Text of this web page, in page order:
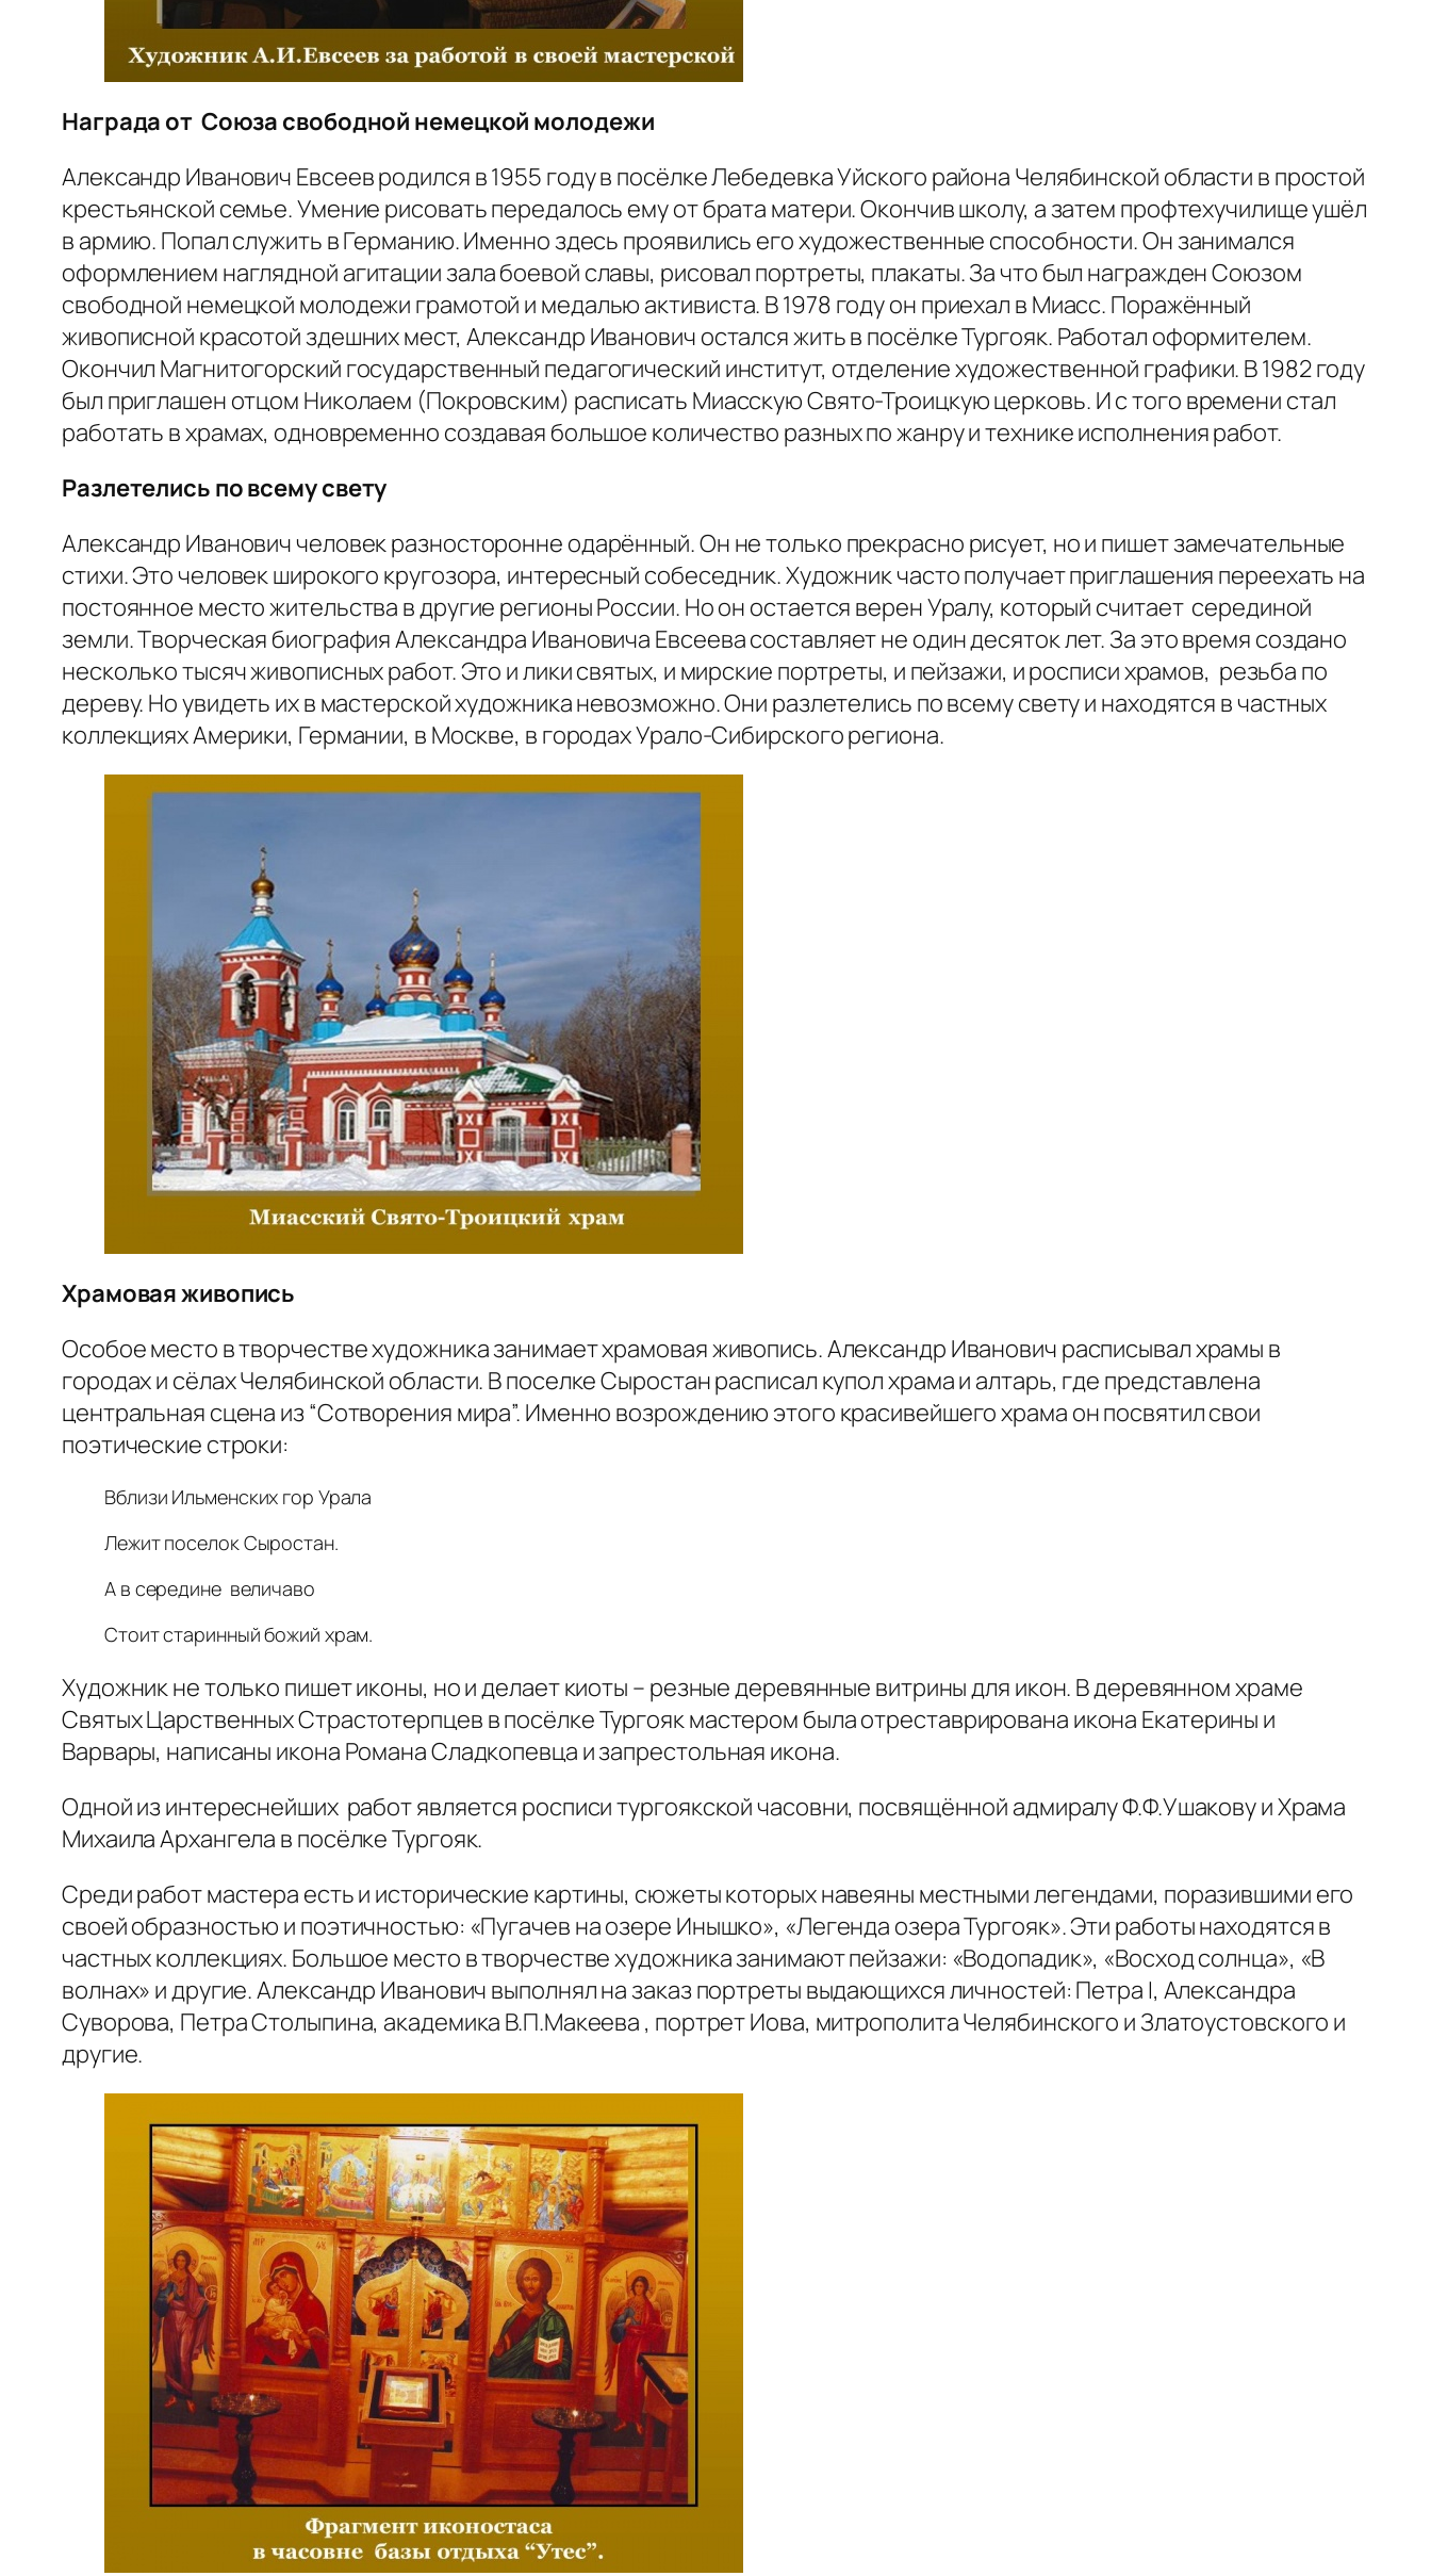
Награда от Союза свободной немецкой молодежи
Александр Иванович Евсеев родился в 1955 году в посёлке Лебедевка Уйского района Челябинской области в простой
крестьянской семье. Умение рисовать передалось ему от брата матери. Окончив школу, а затем профтехучилище ушёл
в армию. Попал служить в Германию. Именно здесь проявились его художественные способности. Он занимался
оформлением наглядной агитации зала боевой славы, рисовал портреты, плакаты. За что был награжден Союзом
свободной немецкой молодежи грамотой и медалью активиста. В 1978 году он приехал в Миасс. Поражённый
живописной красотой здешних мест, Александр Иванович остался жить в посёлке Тургояк. Работал оформителем.
Окончил Магнитогорский государственный педагогический институт, отделение художественной графики. В 1982 году
был приглашен отцом Николаем (Покровским) расписать Миасскую Свято-Троицкую церковь. И с того времени стал
работать в храмах, одновременно создавая большое количество разных по жанру и технике исполнения работ.
Разлетелись по всему свету
Александр Иванович человек разносторонне одарённый. Он не только прекрасно рисует, но и пишет замечательные
стихи. Это человек широкого кругозора, интересный собеседник. Художник часто получает приглашения переехать на
постоянное место жительства в другие регионы России. Но он остается верен Уралу, который считает серединой
земли. Творческая биография Александра Ивановича Евсеева составляет не один десяток лет. За это время создано
несколько тысяч живописных работ. Это и лики святых, и мирские портреты, и пейзажи, и росписи храмов, резьба по
дереву. Но увидеть их в мастерской художника невозможно. Они разлетелись по всему свету и находятся в частных
коллекциях Америки, Германии, в Москве, в городах Урало-Сибирского региона.
Храмовая живопись
Особое место в творчестве художника занимает храмовая живопись. Александр Иванович расписывал храмы в
городах и сёлах Челябинской области. В поселке Сыростан расписал купол храма и алтарь, где представлена
центральная сцена из “Сотворения мира”. Именно возрождению этого красивейшего храма он посвятил свои
поэтические строки:
Вблизи Ильменских гор Урала
Лежит поселок Сыростан.
А в середине величаво
Стоит старинный божий храм.
Художник не только пишет иконы, но и делает киоты – резные деревянные витрины для икон. В деревянном храме
Святых Царственных Страстотерпцев в посёлке Тургояк мастером была отреставрирована икона Екатерины и
Варвары, написаны икона Романа Сладкопевца и запрестольная икона.
Одной из интереснейших работ является росписи тургоякской часовни, посвящённой адмиралу Ф.Ф.Ушакову и Храма
Михаила Архангела в посёлке Тургояк.
Среди работ мастера есть и исторические картины, сюжеты которых навеяны местными легендами, поразившими его
своей образностью и поэтичностью: «Пугачев на озере Инышко», «Легенда озера Тургояк». Эти работы находятся в
частных коллекциях. Большое место в творчестве художника занимают пейзажи: «Водопадик», «Восход солнца», «В
волнах» и другие. Александр Иванович выполнял на заказ портреты выдающихся личностей: Петра I, Александра
Суворова, Петра Столыпина, академика В.П.Макеева , портрет Иова, митрополита Челябинского и Златоустовского и
другие.